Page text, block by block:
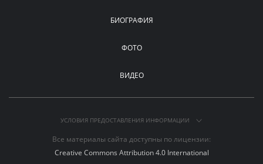
БИОГРАФИЯ
ФОТО
ВИДЕО
УСЛОВИЯ ПРЕДОСТАВЛЕНИЯ ИНФОРМАЦИИ
Все материалы сайта доступны по лицензии:
Creative Commons Attribution 4.0 International